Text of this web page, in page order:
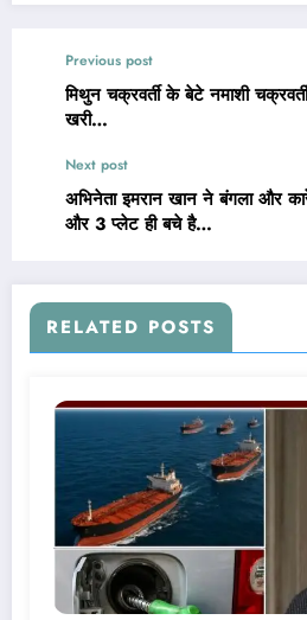
Previous post
मिथुन चक्रवर्ती के बेटे नमाशी
खरी…
Next post
अभिनेता इमरान खान ने बंगला और
और 3 प्लेट ही बचे है…
RELATED POSTS